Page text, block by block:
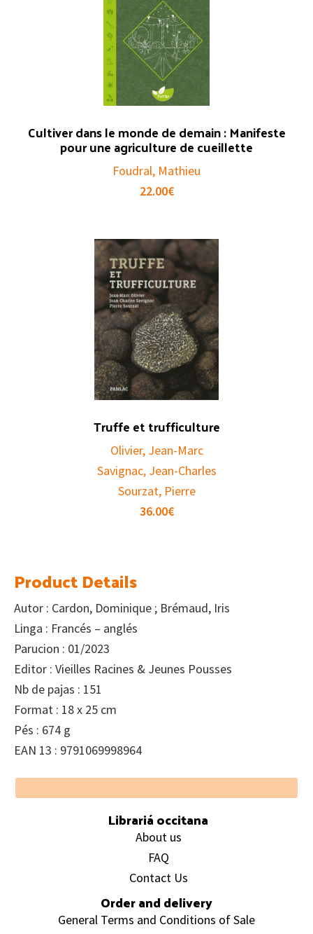
Cultiver dans le monde de demain : Manifeste
pour une agriculture de cueillette
Foudral, Mathieu
22.00€
Truffe et trufficulture
Olivier, Jean-Marc
Savignac, Jean-Charles
Sourzat, Pierre
36.00€
Product Details
Autor : Cardon, Dominique ; Brémaud, Iris
Linga : Francés – anglés
Parucion : 01/2023
Editor : Vieilles Racines & Jeunes Pousses
Nb de pajas : 151
Format : 18 x 25 cm
Pés : 674 g
EAN 13 : 9791069998964
Footer
Librariá occitana
About us
FAQ
Contact Us
Order and delivery
General Terms and Conditions of Sale